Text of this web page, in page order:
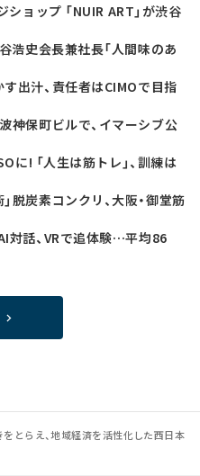
ョップ 「NUIR ART」が渋谷
浩史会長兼社長「人間味のあ
出汁、責任者はCIMOで目指
神保町ビルで、イマーシブ公
に! 「人生は筋トレ」、訓練は
脱炭素コンクリ、大阪・御堂筋
話、VRで追体験…平均86
をとらえ、地域経済を活性化した西日本